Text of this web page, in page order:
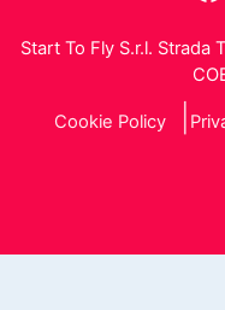
Start To Fly S.r.l. Strada
Cookie Policy